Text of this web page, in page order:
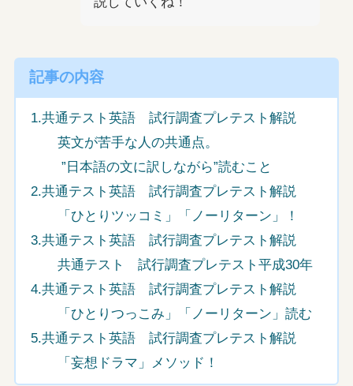
記事の内容
1.共通テスト英語 試行調査プレテスト解説
英文が苦手な人の共通点。
”日本語の文に訳しながら”読むこと
2.共通テスト英語 試行調査プレテスト解説
「ひとりツッコミ」「ノーリターン」！
3.共通テスト英語 試行調査プレテスト解説
共通テスト 試行調査プレテスト平成30年
4.共通テスト英語 試行調査プレテスト解説
「ひとりつっこみ」「ノーリターン」読む
5.共通テスト英語 試行調査プレテスト解説
「妄想ドラマ」メソッド！